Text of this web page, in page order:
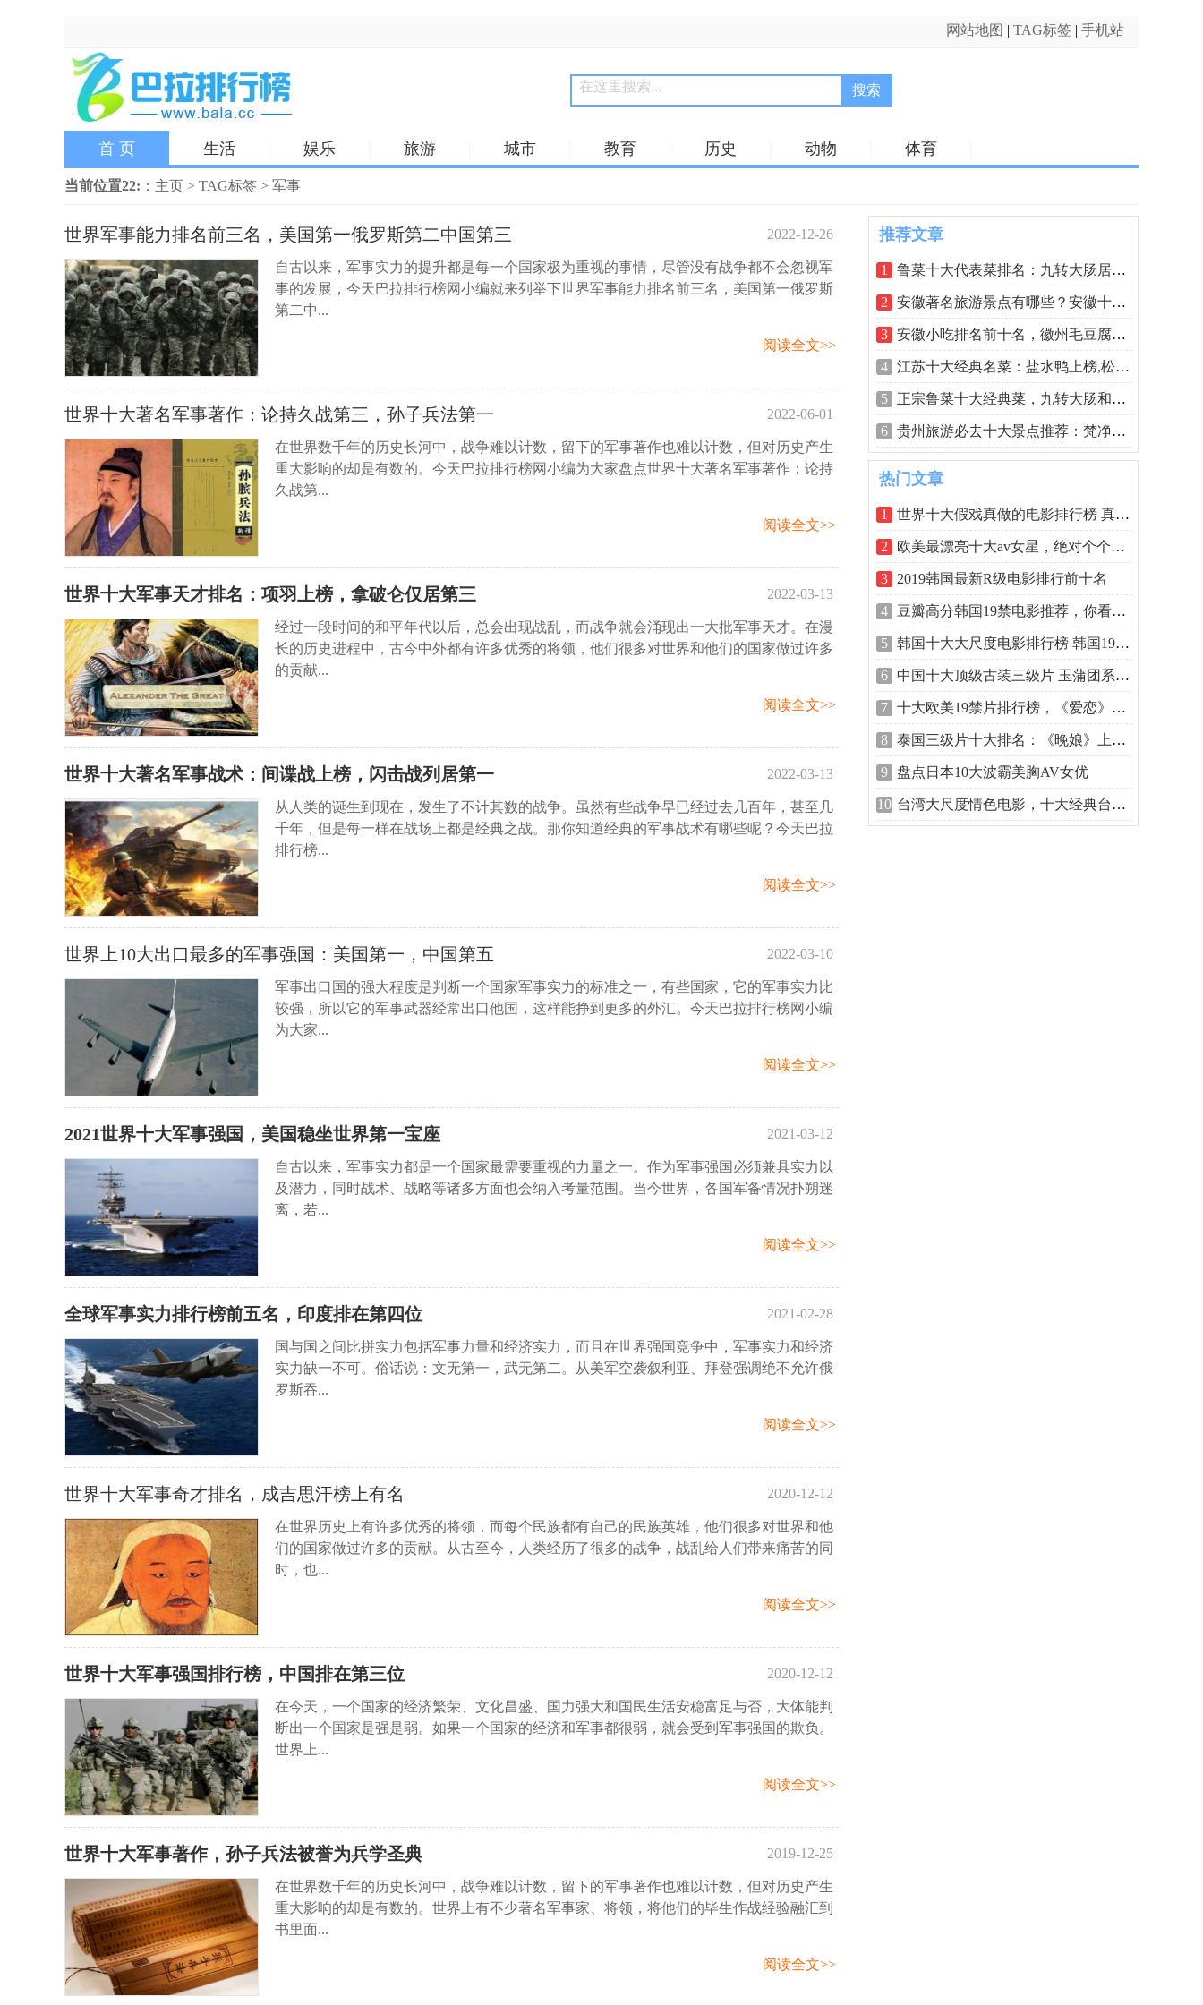
网站地图 | TAG标签 | 手机站
搜索
首 页 生活 娱乐 旅游 城市 教育 历史 动物 体育
当前位置22: ： 主页 > TAG标签 > 军事
世界军事能力排名前三名，美国第一俄罗斯第二中国第三 2022-12-26
15:47:52
自古以来，军事实力的提升都是每一个国家极为重视的事情，尽管没有战争都不会忽视军
事的发展，今天巴拉排行榜网小编就来列举下世界军事能力排名前三名，美国第一俄罗斯
第二中...
阅读全文>>
世界十大著名军事著作：论持久战第三，孙子兵法第一 2022-06-01
15:59:48
在世界数千年的历史长河中，战争难以计数，留下的军事著作也难以计数，但对历史产生
重大影响的却是有数的。今天巴拉排行榜网小编为大家盘点世界十大著名军事著作：论持
久战第...
阅读全文>>
世界十大军事天才排名：项羽上榜，拿破仑仅居第三 2022-03-13
14:23:48
经过一段时间的和平年代以后，总会出现战乱，而战争就会涌现出一大批军事天才。在漫
长的历史进程中，古今中外都有许多优秀的将领，他们很多对世界和他们的国家做过许多
的贡献...
阅读全文>>
世界十大著名军事战术：间谍战上榜，闪击战列居第一 2022-03-13
10:55:10
从人类的诞生到现在，发生了不计其数的战争。虽然有些战争早已经过去几百年，甚至几
千年，但是每一样在战场上都是经典之战。那你知道经典的军事战术有哪些呢？今天巴拉
排行榜...
阅读全文>>
世界上10大出口最多的军事强国：美国第一，中国第五 2022-03-10
10:27:36
军事出口国的强大程度是判断一个国家军事实力的标准之一，有些国家，它的军事实力比
较强，所以它的军事武器经常出口他国，这样能挣到更多的外汇。今天巴拉排行榜网小编
为大家...
阅读全文>>
2021世界十大军事强国，美国稳坐世界第一宝座 2021-03-12
10:50:30
自古以来，军事实力都是一个国家最需要重视的力量之一。作为军事强国必须兼具实力以
及潜力，同时战术、战略等诸多方面也会纳入考量范围。当今世界，各国军备情况扑朔迷
离，若...
阅读全文>>
全球军事实力排行榜前五名，印度排在第四位 2021-02-28
15:02:17
国与国之间比拼实力包括军事力量和经济实力，而且在世界强国竞争中，军事实力和经济
实力缺一不可。俗话说：文无第一，武无第二。从美军空袭叙利亚、拜登强调绝不允许俄
罗斯吞...
阅读全文>>
世界十大军事奇才排名，成吉思汗榜上有名 2020-12-12
18:28:05
在世界历史上有许多优秀的将领，而每个民族都有自己的民族英雄，他们很多对世界和他
们的国家做过许多的贡献。从古至今，人类经历了很多的战争，战乱给人们带来痛苦的同
时，也...
阅读全文>>
世界十大军事强国排行榜，中国排在第三位 2020-12-12
11:20:30
在今天，一个国家的经济繁荣、文化昌盛、国力强大和国民生活安稳富足与否，大体能判
断出一个国家是强是弱。如果一个国家的经济和军事都很弱，就会受到军事强国的欺负。
世界上...
阅读全文>>
世界十大军事著作，孙子兵法被誉为兵学圣典 2019-12-25
09:34:46
在世界数千年的历史长河中，战争难以计数，留下的军事著作也难以计数，但对历史产生
重大影响的却是有数的。世界上有不少著名军事家、将领，将他们的毕生作战经验融汇到
书里面...
阅读全文>>
推荐文章
1 鲁菜十大代表菜排名：九转大肠居魁首，
2 安徽著名旅游景点有哪些？安徽十大著名
3 安徽小吃排名前十名，徽州毛豆腐排在第
4 江苏十大经典名菜：盐水鸭上榜,松鼠桂鱼
5 正宗鲁菜十大经典菜，九转大肠和糖醋鲤
6 贵州旅游必去十大景点推荐：梵净山居第
热门文章
1 世界十大假戏真做的电影排行榜 真枪实弹
2 欧美最漂亮十大av女星，绝对个个是尤物
3 2019韩国最新R级电影排行前十名
4 豆瓣高分韩国19禁电影推荐，你看过几部
5 韩国十大大尺度电影排行榜 韩国19禁排名
6 中国十大顶级古装三级片 玉蒲团系列最经
7 十大欧美19禁片排行榜，《爱恋》排第一
8 泰国三级片十大排名：《晚娘》上榜，堪
9 盘点日本10大波霸美胸AV女优
10 台湾大尺度情色电影，十大经典台湾三级